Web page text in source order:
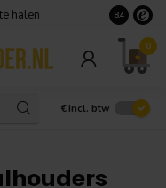
halen 8.4
0
€ Incl. btw